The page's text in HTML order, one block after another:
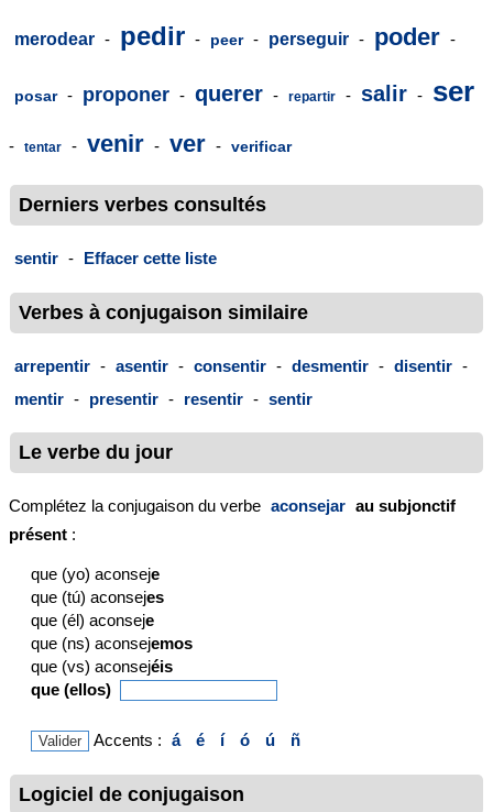
merodear - pedir - peer - perseguir - poder -
posar - proponer - querer - repartir - salir - ser
- tentar - venir - ver - verificar
Derniers verbes consultés
sentir - Effacer cette liste
Verbes à conjugaison similaire
arrepentir - asentir - consentir - desmentir - disentir -
mentir - presentir - resentir - sentir
Le verbe du jour
Complétez la conjugaison du verbe aconsejar au subjonctif
présent :
que (yo) aconseje
que (tú) aconsejes
que (él) aconseje
que (ns) aconsejemos
que (vs) aconsejéis
que (ellos)
Accents : á é í ó ú ñ
Logiciel de conjugaison